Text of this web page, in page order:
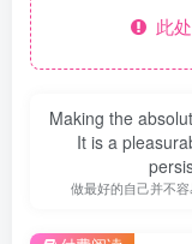
此处
Making the
It is a
做最好的自己并不